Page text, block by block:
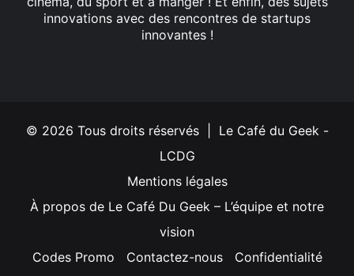
innovations avec des rencontres de startups
innovantes !
© 2026 Tous droits réservés | Le Café du Geek -
LCDG
Mentions légales
À propos de Le Café Du Geek – L’équipe et notre
vision
Codes Promo
Contactez-nous Confidentialité